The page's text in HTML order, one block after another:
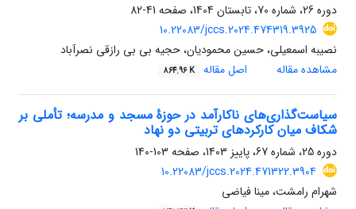
دوره 26، شماره 70، تابستان 1404، صفحه
41-82
10.22083/jccs.2024.474319.3925
نصیبه اسمعیلی، حسین محمودیان، حجیه بی بی رازقی نصرآباد
مشاهده مقاله
اصل مقاله 864.96 K
سیاست‌گذاری‌های ناکارآمد در حوزۀ مسجد و مدرسه؛ تأملی بر
شکاف میان کارکردهای تربیتی دو نهاد
دوره 25، شماره 67، پاییز 1403، صفحه
103-140
10.22083/jccs.2024.471322.3904
شهرام رامشت، مینا فیاضی